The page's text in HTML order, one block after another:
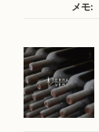
メモ: